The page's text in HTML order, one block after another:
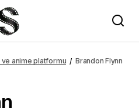
anime platformu Brandon Flynn